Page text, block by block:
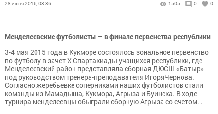
28 июня 2016, 08:36 1505 0 0
Менделеевские футболисты – в финале первенства республики
3-4 мая 2015 года в Кукморе состоялось зональное первенство
по футболу в зачет Х Спартакиады учащихся республики, где
Менделеевский район представляла сборная ДЮСШ «Батыр»
под руководством тренера-преподавателя ИгоряЧернова.
Согласно жеребьевке соперниками наших футболистов стали
команды из Мамадыша, Кукмора, Агрыза и Буинска. В ходе
турнира менделеевцы обыграли сборную Агрыза со счетом...